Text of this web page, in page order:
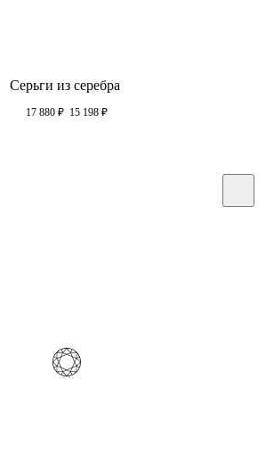
Серьги из серебра
17 880 ₽ 15 198 ₽